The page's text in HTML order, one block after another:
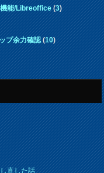
能/Libreoffice(3)
プ余力確認(10)
直した話